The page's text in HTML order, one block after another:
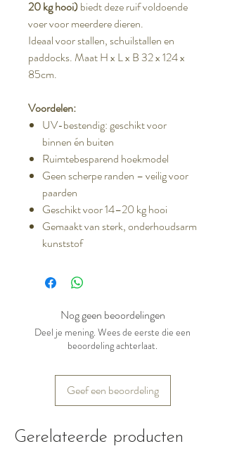
20 kg hooi)biedt deze ruif voldoende
voer voor meerdere dieren.
Ideaal voor stallen, schuilstallen en
paddocks. Maat H x L x B 32 x 124 x
85cm.
Voordelen:
UV-bestendig: geschikt voor
binnen én buiten
Ruimtebesparend hoekmodel
Geen scherpe randen – veilig voor
paarden
Geschikt voor 14–20 kg hooi
Gemaakt van sterk, onderhoudsarm
kunststof
Nog geen beoordelingen
Deel je mening. Wees de eerste die een
beoordeling achterlaat.
Geef een beoordeling
Gerelateerde producten